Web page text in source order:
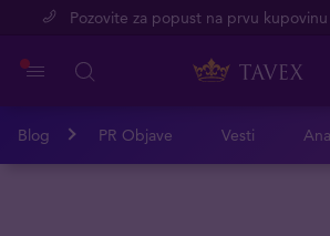
Pozovite za popust na prvu
Blog PR Objave Vesti